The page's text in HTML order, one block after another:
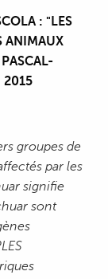
: "LES
ANIMAUX
2015
groupes de
par les
signifie
sont